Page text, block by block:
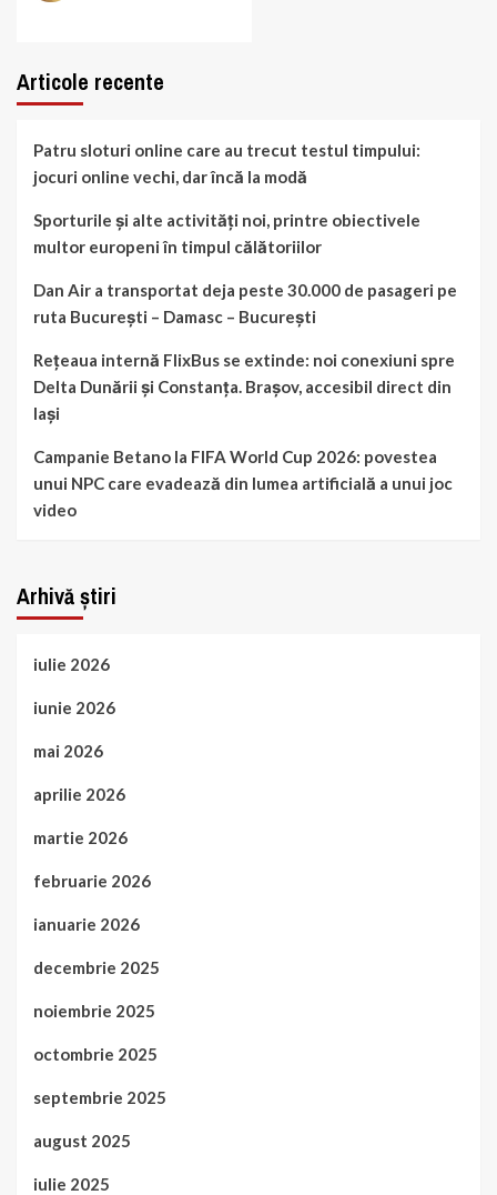
Articole recente
Patru sloturi online care au trecut testul timpului:
jocuri online vechi, dar încă la modă
Sporturile și alte activități noi, printre obiectivele
multor europeni în timpul călătoriilor
Dan Air a transportat deja peste 30.000 de pasageri pe
ruta București – Damasc – București
Rețeaua internă FlixBus se extinde: noi conexiuni spre
Delta Dunării și Constanța. Brașov, accesibil direct din
Iași
Campanie Betano la FIFA World Cup 2026: povestea
unui NPC care evadează din lumea artificială a unui joc
video
Arhivă știri
iulie 2026
iunie 2026
mai 2026
aprilie 2026
martie 2026
februarie 2026
ianuarie 2026
decembrie 2025
noiembrie 2025
octombrie 2025
septembrie 2025
august 2025
iulie 2025